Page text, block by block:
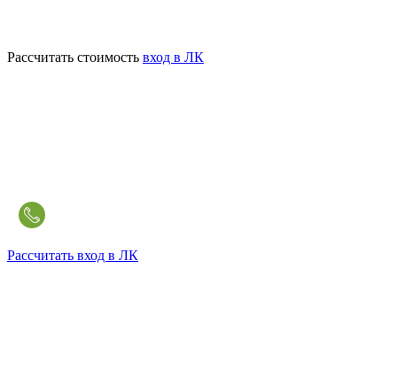
Рассчитать стоимость вход в ЛК
Рассчитать вход в ЛК